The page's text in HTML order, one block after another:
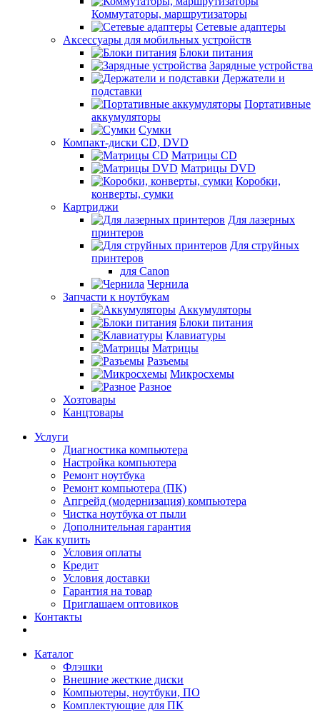
Коммутаторы, маршрутизаторы
Сетевые адаптеры
Аксессуары для мобильных устройств
Блоки питания
Зарядные устройства
Держатели и
подставки
Портативные
аккумуляторы
Сумки
Компакт-диски CD, DVD
Матрицы CD
Матрицы DVD
Коробки,
конверты, сумки
Картриджи
Для лазерных
принтеров
Для струйных
принтеров
для Canon
Чернила
Запчасти к ноутбукам
Аккумуляторы
Блоки питания
Клавиатуры
Матрицы
Разъемы
Микросхемы
Разное
Хозтовары
Канцтовары
Услуги
Диагностика компьютера
Настройка компьютера
Ремонт ноутбука
Ремонт компьютера (ПК)
Апгрейд (модернизация) компьютера
Чистка ноутбука от пыли
Дополнительная гарантия
Как купить
Условия оплаты
Кредит
Условия доставки
Гарантия на товар
Приглашаем оптовиков
Контакты
Каталог
Флэшки
Внешние жесткие диски
Компьютеры, ноутбуки, ПО
Комплектующие для ПК